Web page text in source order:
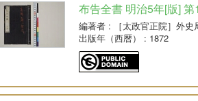
布告全書 明治5年[版]
編著者 : ［太政官正院］外史
出版年（西暦）
: 1872